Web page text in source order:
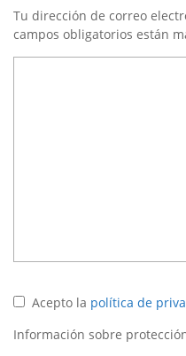
Tu dirección de correo
campos obligatorios están
Acepto la política de
Información sobre